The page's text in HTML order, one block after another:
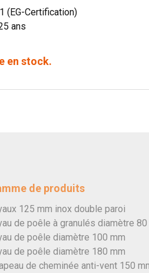
(EG-Certification)
ans
en stock.
de produits
125 mm inox double paroi
de poêle à granulés diamètre
de poêle diamètre 100 mm
de poêle diamètre 180 mm
de cheminée anti-vent 150